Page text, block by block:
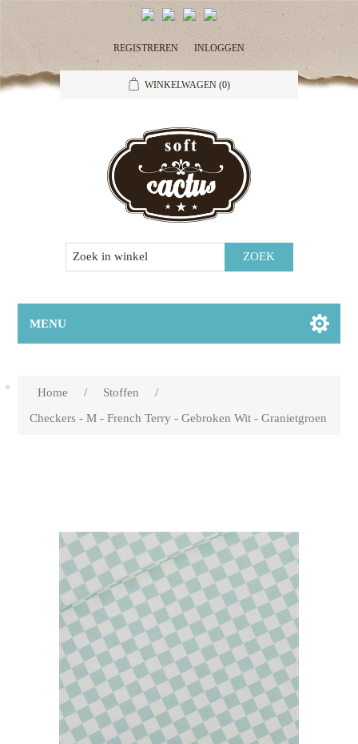
REGISTREREN INLOGGEN
WINKELWAGEN (0)
MENU
Home / Stoffen
/
Checkers - M - French Terry - Gebroken Wit - Granietgroen